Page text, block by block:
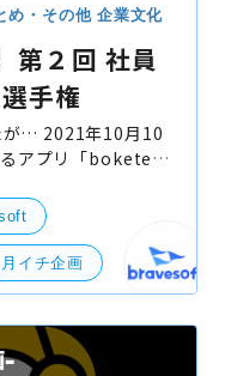
め・その他企業文化
第２回 社員
手権
が… 2021年10月10
アプリ「bokete-
bravesoft社員対
月イチ企画